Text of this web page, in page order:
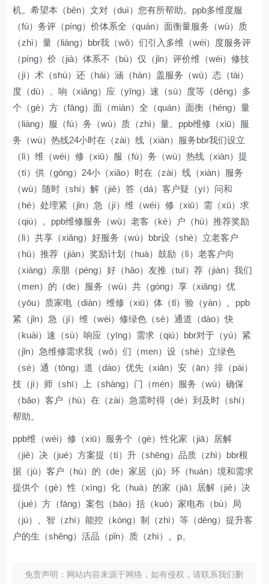
机。希望本（běn）文对（duì）您有所帮助。ppb多维度服
（fú）务评（píng）价体系全（quán）面衡量服务（wù）质
（zhì）量（liàng）bbr我（wǒ）们引入多维（wéi）度服务评
（píng）价（jià）体系不（bù）仅（jǐn）评价维（wéi）修技
（jì）术（shù）还（hái）涵（hán）盖服务（wù）态（tài）
度（dù）、响（xiǎng）应（yīng）速（sù）度等（děng）多
个（gè）方（fāng）面（miàn）全（quán）面衡（héng）量
（liàng）服（fú）务（wù）质（zhì）量。ppb维修（xiū）服
务（wù）热线24小时在（zài）线（xiàn）服务bbr我们设立
（lì）维（wéi）修（xiū）服（fú）务（wù）热线（xiàn）提
（tí）供（gōng）24小（xiǎo）时在（zài）线（xiàn）服务
（wù）随时（shí）解（jiě）答（dá）客户疑（yí）问和
（hé）处理紧（jǐn）急（jí）维（wéi）修（xiū）需（xū）求
（qiú）。ppb维修服务（wù）老客（kè）户（hù）推荐奖励
（lì）共享（xiǎng）好服务（wù）bbr设（shè）立老客户
（hù）推荐（jiàn）奖励计划（huà）鼓励（lì）老客户向
（xiàng）亲朋（péng）好（hǎo）友推（tuī）荐（jiàn）我们
（men）的（de）服务（wù）共（gòng）享（xiǎng）优
（yōu）质家电（diàn）维修（xiū）体（tǐ）验（yàn）。ppb
紧（jǐn）急（jí）维（wéi）修绿色（sè）通道（dào）快
（kuài）速（sù）响应（yīng）需求（qiú）bbr对于（yú）紧
（jǐn）急维修需求我（wǒ）们（men）设（shè）立绿色
（sè）通（tōng）道（dào）优先（xiān）安（ān）排（pái）
技（jì）师（shī）上（shàng）门（mén）服务（wù）确保
（bǎo）客户（hù）在（zài）急需时得（dé）到及时（shí）
帮助。
ppb维（wéi）修（xiū）服务个（gè）性化家（jiā）居解
（jiě）决（jué）方案提（tí）升（shēng）品质（zhì）bbr根
据（jù）客户（hù）的（de）家居（jū）环（huán）境和需求
提供个（gè）性（xìng）化（huà）的家（jiā）居解（jiě）决
（jué）方（fāng）案包（bāo）括（kuò）家电布（bù）局
（jú）、智（zhì）能控（kòng）制（zhì）等（děng）提升客
户的生（shēng）活品（pǐn）质（zhì）。p。
免责声明：网站内容来源于网络，如有侵权，请联系我们删